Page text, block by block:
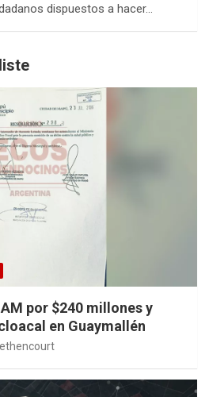
dispuestos a hacer…
por $240 millones y
en Guaymallén